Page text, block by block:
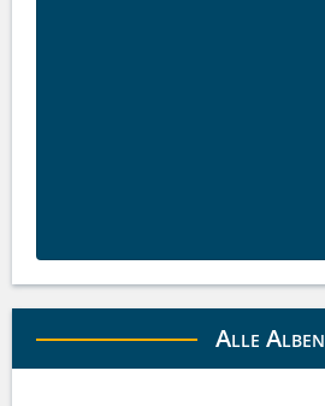
Alle Alben